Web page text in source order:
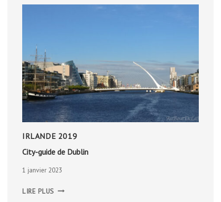
IRLANDE 2019
City-guide de Dublin
1 janvier 2023
LIRE PLUS GUIDE